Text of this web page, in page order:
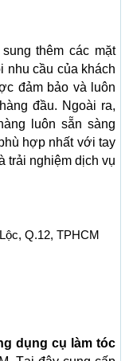
thêm các mặt
nhu cầu của khách
đảm bảo và luôn
đầu. Ngoài ra,
luôn sẵn sàng
hợp nhất với tay
trải nghiệm dịch vụ
Q.12, TPHCM
dụng cụ làm tóc